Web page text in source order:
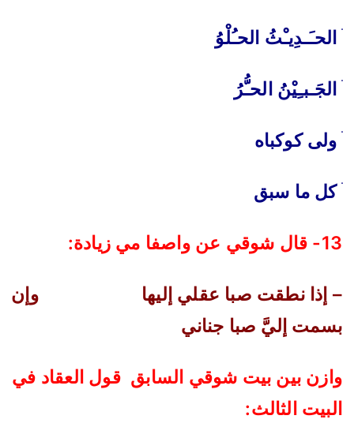
ׄ الحـَـدِيـْثُ الحـُلْوُ
ׄ الجَـبـِيْنُ الحـُّرُ
ׄ ولى كوكباه
ׄ كل ما سبق
13- قال شوقي عن واصفا مي زيادة:
– إذا نطقت صبا عقلي إليها وإن
بسمت إليَّ صبا جناني
وازن بين بيت شوقي السابق قول العقاد في
البيت الثالث: